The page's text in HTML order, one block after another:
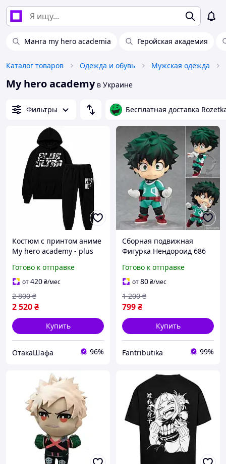
Манга my hero academia Геройская академия
Каталог товаров Одежда и обувь Мужская одежда
My hero academyв Украине
Фильтры Бесплатная доставка
Костюм с принтом аниме
My hero academy - plus
Готово к отправке
от420₴/мес
2 520₴
2 800 ₴
Купить
ОтакаШафа 96%
Сборная подвижная
Фигурка Нендороид 686
Мидория аниме Моя
геройская Академия my
hero academy
Готово к отправке
от80₴/мес
799₴
1 200 ₴
Купить
Fantributika 99%